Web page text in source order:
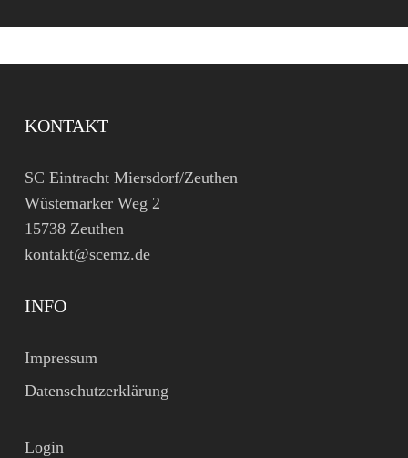
KONTAKT
SC Eintracht Miersdorf/Zeuthen
Wüstemarker Weg 2
15738 Zeuthen
kontakt@scemz.de
INFO
Impressum
Datenschutzerklärung
Login